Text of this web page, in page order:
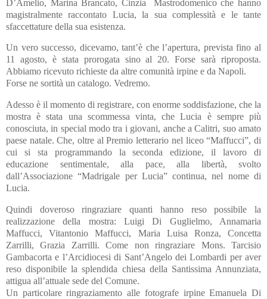
D’Amelio, Marina Brancato, Cinzia
Mastrodomenico che hanno
magistralmente raccontato Lucia, la sua complessità e le tante
sfaccettature della sua esistenza.
Un vero successo, dicevamo, tant’è che l’apertura, prevista fino al
11 agosto, è stata prorogata sino al 20. Forse sarà riproposta.
Abbiamo ricevuto richieste da altre comunità irpine e da Napoli.
Forse ne sortità un catalogo. Vedremo.
Adesso è il momento di registrare, con enorme soddisfazione, che la
mostra è stata una scommessa vinta, che Lucia è sempre più
conosciuta, in special modo tra i giovani, anche a Calitri, suo amato
paese natale. Che, oltre al Premio letterario nel liceo “Maffucci”, di
cui si sta programmando la seconda edizione, il lavoro di
educazione sentimentale, alla pace, alla libertà, svolto
dall’Associazione “Madrigale per Lucia” continua, nel nome di
Lucia.
Quindi doveroso ringraziare quanti hanno reso possibile la
realizzazione della mostra: Luigi Di Guglielmo, Annamaria
Maffucci, Vitantonio Maffucci, Maria Luisa Ronza, Concetta
Zarrilli, Grazia Zarrilli. Come non ringraziare Mons. Tarcisio
Gambacorta e l’Arcidiocesi di Sant’Angelo dei Lombardi per aver
reso disponibile la splendida chiesa della Santissima Annunziata,
attigua all’attuale sede del Comune.
Un particolare ringraziamento alle fotografe irpine Emanuela Di